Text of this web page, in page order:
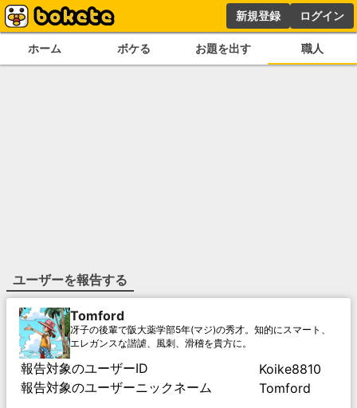
新規登録 ログイン
ホーム ボケる お題を出す 職人
ユーザーを報告する
Tomford
冴子の後輩で阪大薬学部5年(マジ)の秀才。知的にスマート、
エレガンスな諧謔、風刺、滑稽を貴方に。
報告対象のユーザーID
Koike8810
報告対象のユーザーニックネーム
Tomford